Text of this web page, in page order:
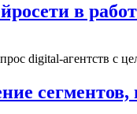
в
digital-агентств с
сегментов,